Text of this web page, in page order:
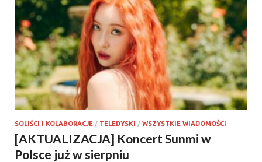
SOLIŚCI I KOLABORACJE / TELEDYSKI / WSZYSTKIE WIADOMOŚCI
[AKTUALIZACJA] Koncert Sunmi w
Polsce już w sierpniu